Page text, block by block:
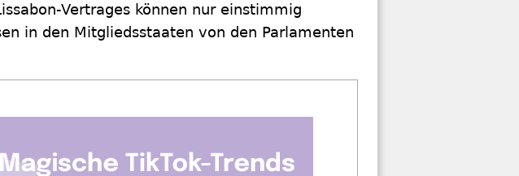
Vertrages können nur einstimmig
in den Mitgliedsstaaten von den Parlamenten